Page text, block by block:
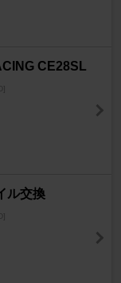
CE28SL
ル交換